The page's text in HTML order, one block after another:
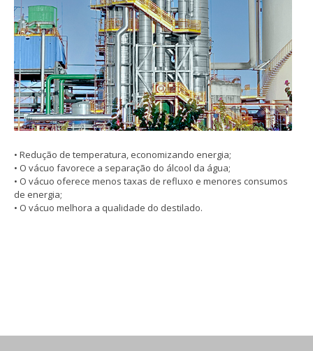
• Redução de temperatura, economizando energia;
• O vácuo favorece a separação do álcool da água;
• O vácuo oferece menos taxas de refluxo e menores consumos
de energia;
• O vácuo melhora a qualidade do destilado.